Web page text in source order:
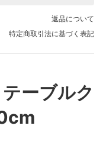
返品について
特定商取引法に基づく表記
ーブルク